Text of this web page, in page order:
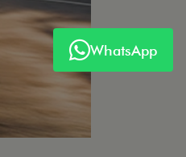
WhatsApp